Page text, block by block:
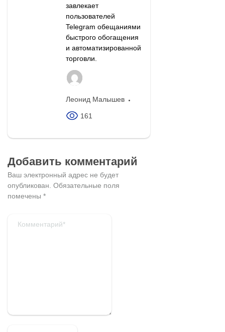
завлекает
пользователей
Telegram обещаниями
быстрого обогащения
и автоматизированной
торговли.
Леонид Малышев
161
Добавить комментарий
Ваш электронный адрес не будет
опубликован. Обязательные поля
помечены *